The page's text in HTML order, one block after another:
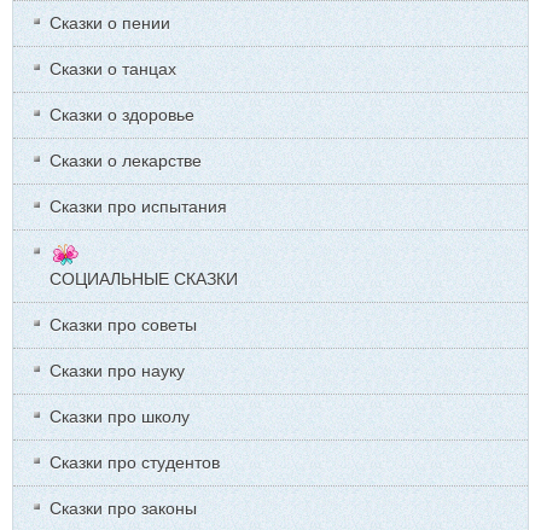
Сказки о пении
Сказки о танцах
Сказки о здоровье
Сказки о лекарстве
Сказки про испытания
СОЦИАЛЬНЫЕ СКАЗКИ
Сказки про советы
Сказки про науку
Сказки про школу
Сказки про студентов
Сказки про законы